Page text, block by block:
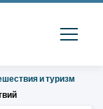
и туризм